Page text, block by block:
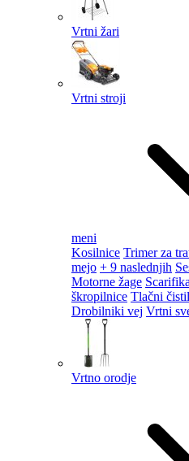
Vrtni žari
Vrtni stroji
meni
Kosilnice Trimer za
mejo + 9 naslednjih
Motorne žage
škropilnice Tlačni
Drobilniki vej Vrtni
Vrtno orodje